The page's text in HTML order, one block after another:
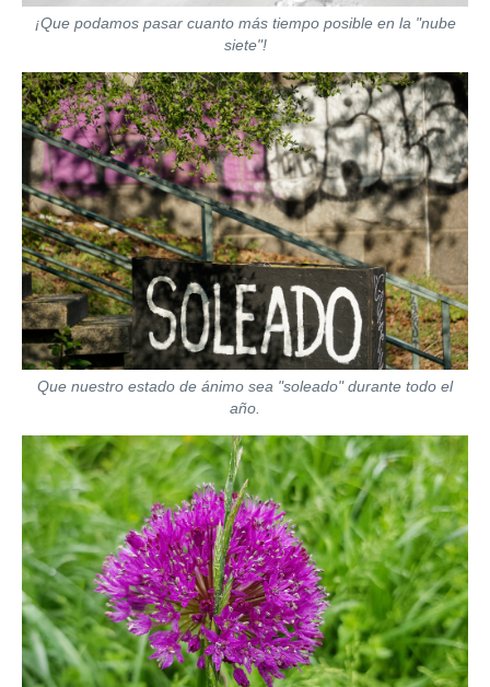
¡Que podamos pasar cuanto más tiempo posible en la "nube
siete"!
Que nuestro estado de ánimo sea "soleado" durante todo el
año.